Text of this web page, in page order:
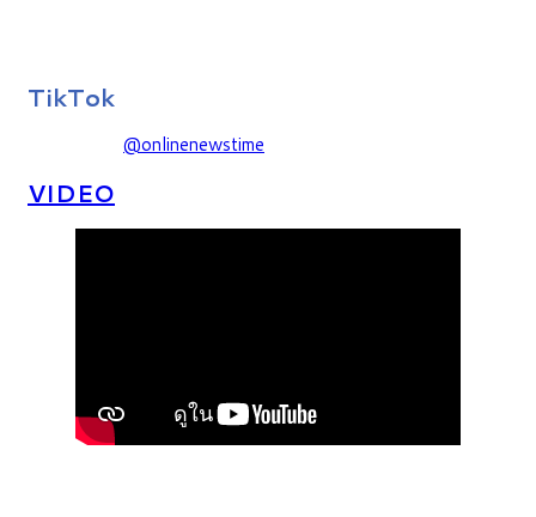
TikTok
@onlinenewstime
VIDEO